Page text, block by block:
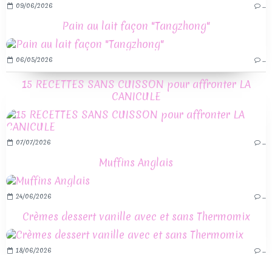
09/06/2026 …
Pain au lait façon "Tangzhong"
06/05/2026 …
15 RECETTES SANS CUISSON pour affronter LA
CANICULE
07/07/2026 …
Muffins Anglais
24/06/2026 …
Crèmes dessert vanille avec et sans Thermomix
18/06/2026 …